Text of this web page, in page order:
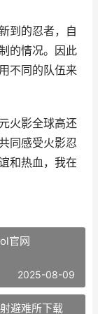
到的忍者，自
的情况。因此
不同的队伍来
火影全球高还
同感受火影忍
和热血，我在
官网
2025-08-09
避难所下载